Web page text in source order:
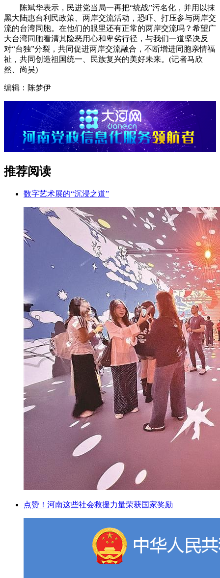
陈斌华表示，民进党当局一再把“统战”污名化，并用以抹
黑大陆惠台利民政策、两岸交流活动，恐吓、打压参与两岸交
流的台湾同胞。在他们的眼里还有正常的两岸交流吗？希望广
大台湾同胞看清其险恶用心和卑劣行径，与我们一道坚决反
对“台独”分裂，共同促进两岸交流融合，不断增进同胞亲情福
祉，共同创造祖国统一、民族复兴的美好未来。(记者马欣
然、尚昊)
编辑：陈梦伊
推荐阅读
数字艺术展的“沉浸之道”
点赞！河南这些社会救援力量荣获国家奖励